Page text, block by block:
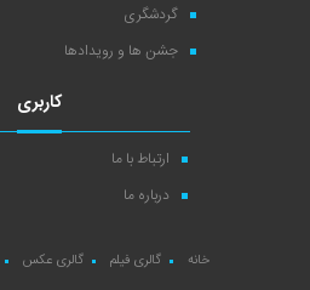
گردشگری
جشن ها و رویدادها
کاربری
ارتباط با ما
درباره ما
خانه گالری فیلم گالری عکس